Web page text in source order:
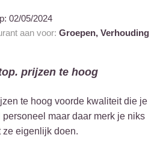
02/05/2024
aan voor: Groepen, Verhouding
prijzen te hoog
te hoog voorde kwaliteit die je
maar daar merk je niks
ze eigenlijk doen.